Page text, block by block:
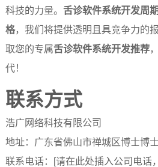
科技的力量。 舌诊软件系统开发周期
格，我们将提供透明且具竞争力的
取您的专属舌诊软件系统开发推荐
代！
联系方式
浩广网络科技有限公司
地址：广东省佛山市禅城区博士博
联系电话：[请在此处插入公司电话